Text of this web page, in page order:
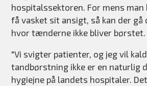
hospitalssektoren. For mens
få vasket sit ansigt, så kan der gå
hvor tænderne ikke bliver børstet.
"Vi svigter patienter, og jeg vil
tandbørstning ikke er en naturlig
hygiejne på landets hospitaler.